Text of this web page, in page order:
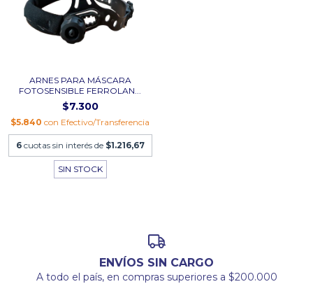
ARNES PARA MÁSCARA
FOTOSENSIBLE FERROLAN...
$7.300
$5.840 con Efectivo/Transferencia
6 cuotas sin interés de $1.216,67
SIN STOCK
ENVÍOS SIN CARGO
A todo el país, en compras superiores a $200.000